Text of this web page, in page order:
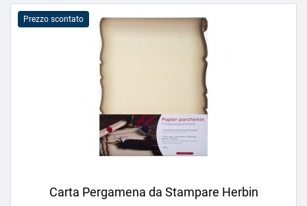
Prezzo scontato
Carta Pergamena da Stampare Herbin